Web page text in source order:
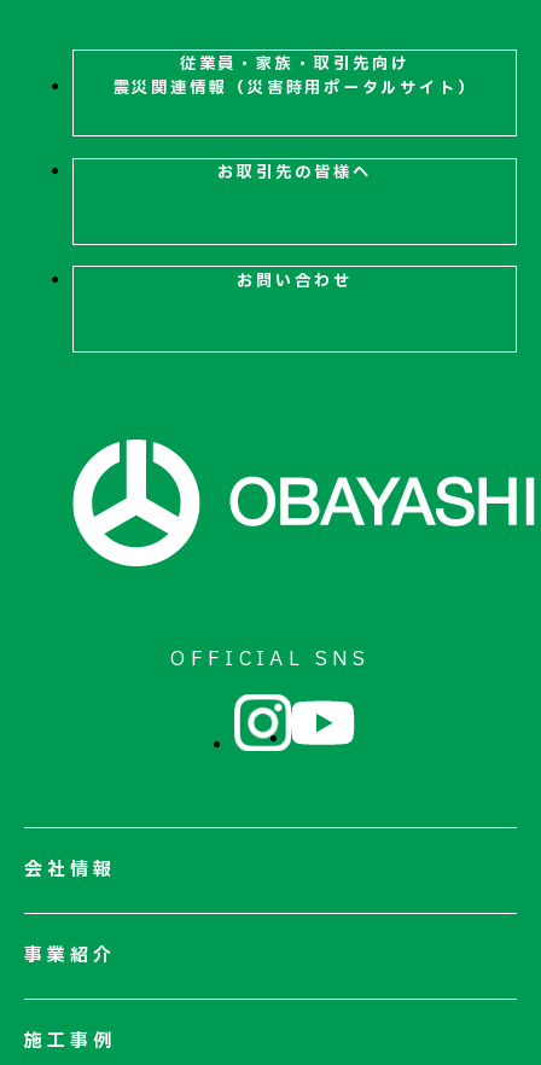
お問い合わせ
従業員・家族・取引先向け
震災関連情報（災害時用ポータルサイト）
お取引先の皆様へ
お問い合わせ
OFFICIAL SNS
会社情報
会社情報一覧
事業紹介
施工事例